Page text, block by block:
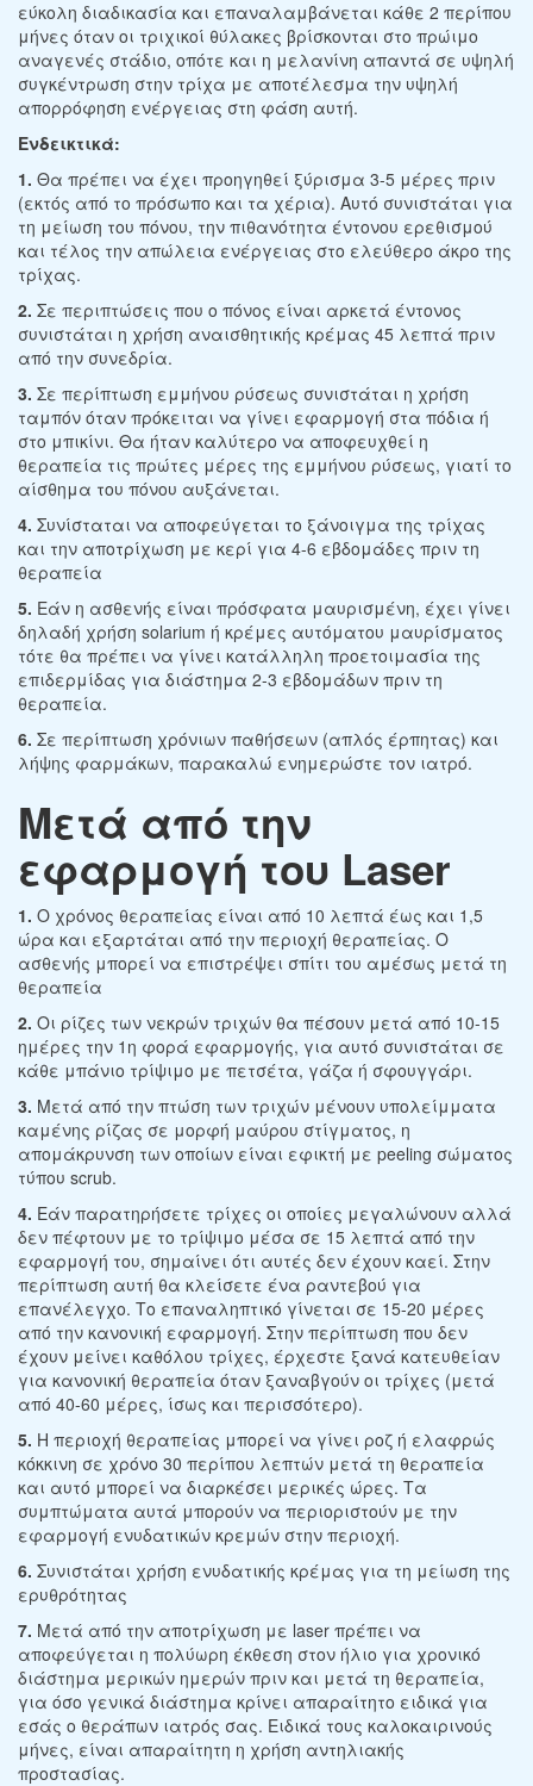
εύκολη διαδικασία και επαναλαμβάνεται κάθε 2 περίπου
μήνες όταν οι τριχικοί θύλακες βρίσκονται στο πρώιμο
αναγενές στάδιο, οπότε και η μελανίνη απαντά σε υψηλή
συγκέντρωση στην τρίχα με αποτέλεσμα την υψηλή
απορρόφηση ενέργειας στη φάση αυτή.
Ενδεικτικά:
1. Θα πρέπει να έχει προηγηθεί ξύρισμα 3-5 μέρες πριν
(εκτός από το πρόσωπο και τα χέρια). Αυτό συνιστάται για
τη μείωση του πόνου, την πιθανότητα έντονου ερεθισμού
και τέλος την απώλεια ενέργειας στο ελεύθερο άκρο της
τρίχας.
2. Σε περιπτώσεις που ο πόνος είναι αρκετά έντονος
συνιστάται η χρήση αναισθητικής κρέμας 45 λεπτά πριν
από την συνεδρία.
3. Σε περίπτωση εμμήνου ρύσεως συνιστάται η χρήση
ταμπόν όταν πρόκειται να γίνει εφαρμογή στα πόδια ή
στο μπικίνι. Θα ήταν καλύτερο να αποφευχθεί η
θεραπεία τις πρώτες μέρες της εμμήνου ρύσεως, γιατί το
αίσθημα του πόνου αυξάνεται.
4. Συνίσταται να αποφεύγεται το ξάνοιγμα της τρίχας
και την αποτρίχωση με κερί για 4-6 εβδομάδες πριν τη
θεραπεία
5. Εάν η ασθενής είναι πρόσφατα μαυρισμένη, έχει γίνει
δηλαδή χρήση solarium ή κρέμες αυτόματου μαυρίσματος
τότε θα πρέπει να γίνει κατάλληλη προετοιμασία της
επιδερμίδας για διάστημα 2-3 εβδομάδων πριν τη
θεραπεία.
6. Σε περίπτωση χρόνιων παθήσεων (απλός έρπητας) και
λήψης φαρμάκων, παρακαλώ ενημερώστε τον ιατρό.
Μετά από την
εφαρμογή του Laser
1. Ο χρόνος θεραπείας είναι από 10 λεπτά έως και 1,5
ώρα και εξαρτάται από την περιοχή θεραπείας. Ο
ασθενής μπορεί να επιστρέψει σπίτι του αμέσως μετά τη
θεραπεία
2. Οι ρίζες των νεκρών τριχών θα πέσουν μετά από 10-15
ημέρες την 1η φορά εφαρμογής, για αυτό συνιστάται σε
κάθε μπάνιο τρίψιμο με πετσέτα, γάζα ή σφουγγάρι.
3. Μετά από την πτώση των τριχών μένουν υπολείμματα
καμένης ρίζας σε μορφή μαύρου στίγματος, η
απομάκρυνση των οποίων είναι εφικτή με peeling σώματος
τύπου scrub.
4. Εάν παρατηρήσετε τρίχες οι οποίες μεγαλώνουν αλλά
δεν πέφτουν με το τρίψιμο μέσα σε 15 λεπτά από την
εφαρμογή του, σημαίνει ότι αυτές δεν έχουν καεί. Στην
περίπτωση αυτή θα κλείσετε ένα ραντεβού για
επανέλεγχο. Το επαναληπτικό γίνεται σε 15-20 μέρες
από την κανονική εφαρμογή. Στην περίπτωση που δεν
έχουν μείνει καθόλου τρίχες, έρχεστε ξανά κατευθείαν
για κανονική θεραπεία όταν ξαναβγούν οι τρίχες (μετά
από 40-60 μέρες, ίσως και περισσότερο).
5. Η περιοχή θεραπείας μπορεί να γίνει ροζ ή ελαφρώς
κόκκινη σε χρόνο 30 περίπου λεπτών μετά τη θεραπεία
και αυτό μπορεί να διαρκέσει μερικές ώρες. Τα
συμπτώματα αυτά μπορούν να περιοριστούν με την
εφαρμογή ενυδατικών κρεμών στην περιοχή.
6. Συνιστάται χρήση ενυδατικής κρέμας για τη μείωση της
ερυθρότητας
7. Μετά από την αποτρίχωση με laser πρέπει να
αποφεύγεται η πολύωρη έκθεση στον ήλιο για χρονικό
διάστημα μερικών ημερών πριν και μετά τη θεραπεία,
για όσο γενικά διάστημα κρίνει απαραίτητο ειδικά για
εσάς ο θεράπων ιατρός σας. Ειδικά τους καλοκαιρινούς
μήνες, είναι απαραίτητη η χρήση αντηλιακής
προστασίας.